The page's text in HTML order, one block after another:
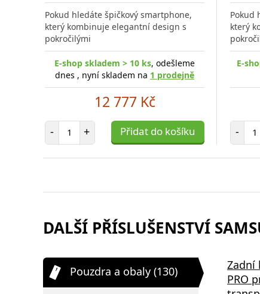
porovnání
Pokud hledáte špičkový smartphone,
který kombinuje elegantní design s
pokročilými
E-shop skladem > 10 ks, odešleme
dnes , nyní skladem na 1 prodejně
12 777 Kč
- Počet položek
+ Přidat do košíku
Pokud
který
E-
-
DALŠÍ PŘÍSLUŠENSTVÍ
Pouzdra a obaly (130)
Zadní
PRO